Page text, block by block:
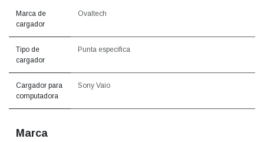
Marca de
cargador
Ovaltech
Tipo de
cargador
Punta especifica
Cargador para
computadora
Sony Vaio
Marca